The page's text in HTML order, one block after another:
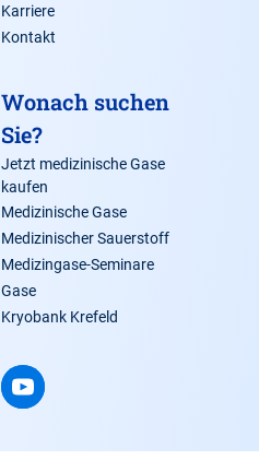
Karriere
Kontakt
Wonach suchen
Sie?
Jetzt medizinische Gase
kaufen
Medizinische Gase
Medizinischer Sauerstoff
Medizingase-Seminare
Gase
Kryobank Krefeld